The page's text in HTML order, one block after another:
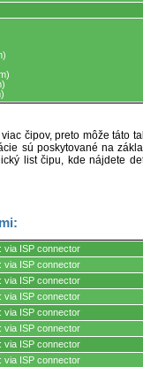
čipov, preto môže táto
sú poskytované na
list čipu, kde nájdete
via ISP connector
via ISP connector
via ISP connector
via ISP connector
via ISP connector
via ISP connector
via ISP connector
via ISP connector